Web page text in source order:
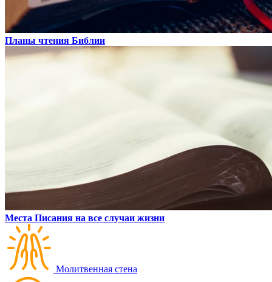
Планы чтения Библии
Места Писания на все случаи жизни
Молитвенная стена